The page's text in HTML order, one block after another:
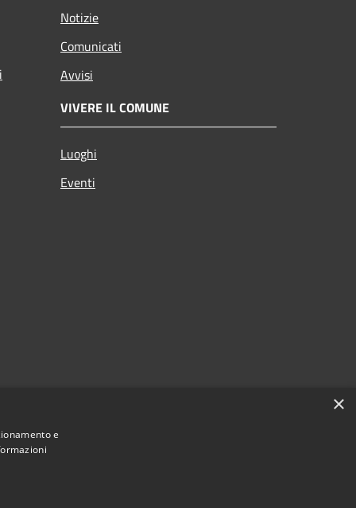
Notizie
Comunicati
Avvisi
VIVERE IL COMUNE
Luoghi
Eventi
×
e